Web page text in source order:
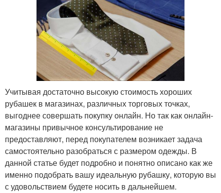
Учитывая достаточно высокую стоимость хороших
рубашек в магазинах, различных торговых точках,
выгоднее совершать покупку онлайн. Но так как онлайн-
магазины привычное консультирование не
предоставляют, перед покупателем возникает задача
самостоятельно разобраться с размером одежды. В
данной статье будет подробно и понятно описано как же
именно подобрать вашу идеальную рубашку, которую вы
с удовольствием будете носить в дальнейшем.